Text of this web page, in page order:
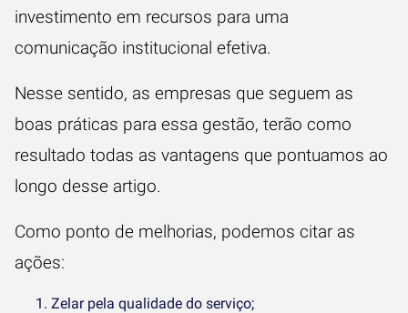
investimento em recursos para uma
comunicação institucional efetiva.
Nesse sentido, as empresas que seguem as
boas práticas para essa gestão, terão como
resultado todas as vantagens que pontuamos ao
longo desse artigo.
Como ponto de melhorias, podemos citar as
ações:
Zelar pela qualidade do serviço;